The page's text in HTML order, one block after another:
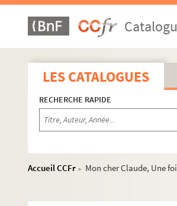
LES CATALOGUES
RECHERCHE RAPIDE
Accueil CCFr >
Mon cher Claude, Une